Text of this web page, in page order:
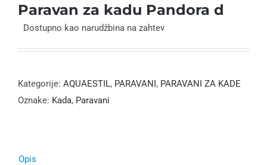
Paravan za kadu Pandora d
Dostupno kao narudžbina na zahtev
Kategorije: AQUAESTIL, PARAVANI, PARAVANI ZA KADE
Oznake: Kada, Paravani
Opis